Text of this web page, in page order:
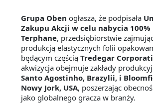
Grupa Oben ogłasza, że podpisała
Zakupu Akcji w celu nabycia 100%
Terphane, przedsiębiorstwie
produkcją elastycznych folii
będącym częściąTredegar
akwizycja obejmuje zakłady
Santo Agostinho, Brazylii, i
Nowy Jork, USA, poszerzając
jako globalnego gracza w branży.